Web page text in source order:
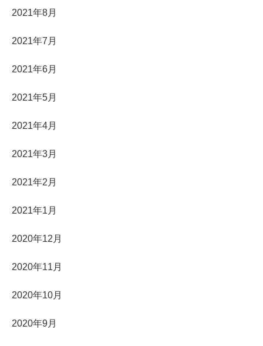
2021年8月
2021年7月
2021年6月
2021年5月
2021年4月
2021年3月
2021年2月
2021年1月
2020年12月
2020年11月
2020年10月
2020年9月